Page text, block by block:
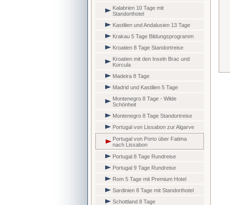
Kalabrien 10 Tage mit
Standorthotel
Kastilien und Andalusien 13 Tage
Krakau 5 Tage Bildungsprogramm
Kroatien 8 Tage Standortreise
Kroatien mit den Inseln Brac und
Korcula
Madeira 8 Tage
Madrid und Kastilien 5 Tage
Montenegro 8 Tage - Wilde
Schönheit
Montenegro 8 Tage Standortreise
Portugal von Lissabon zur Algarve
Portugal von Porto über Fatima
nach Lissabon
Portugal 8 Tage Rundreise
Portugal 9 Tage Rundreise
Rom 5 Tage mit Premium Hotel
Sardinien 8 Tage mit Standorthotel
Schottland 8 Tage